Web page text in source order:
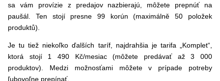
sa vám provízie z predajov nazbierajú, môžete prepnúť na
paušál. Ten stojí presne 99 korún (maximálně 50 položek
produktů).
Je tu tiež niekoľko ďalších taríf, najdrahšia je tarifa „Komplet“,
ktorá stojí 1 490 Kč/mesiac (môžete predávať až 3 000
produktov). Medzi možnosťami môžete v prípade potreby
ľubovoľne prepínať.